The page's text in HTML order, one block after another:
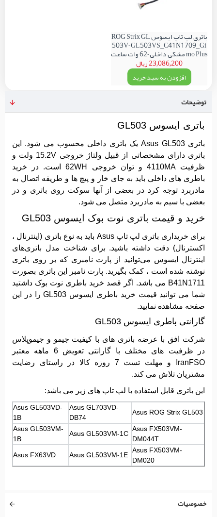
باتری لپ تاپ ایسوس ROG Strix GL
503V-GL503VS_C41N1709_Gi
mo Plus مشکی داخلی-62 وات ساعت
23,086,200 ریال
افزودن به سبد خرید
توضیحات
باتری ایسوس GL503
باتری Asus GL503 یک باتری داخلی محسوب می شود. این
باتری دارای مشخصاتی از قبیل ولتاژ خروجی 15.2V ولت و
ظرفیت 4110MA و توان خروجی 62WH است. در خرید
باطری های داخلی باید به جای خار و پیچ ها و طریقه اتصال به
مادربرد توجه کرد در بعضی از آنها سوکت روی باتری و در
بعضی با سیم به مادربرد متصل می شود.
خرید و قیمت باتری نوت بوک ایسوس GL503
برای خریداری باتری لپ تاپ Asus باید به نوع باتری (اینترنال ،
اکسترنال) دقت داشته باشید. برای شناخت مدل باتری‌های
اینترنال ایسوس می‌توانید از پارت نامبری که بر روی باتری
نوشته شده است ، کمک بگیرید. پارت نامبر این باتری بصورت
B41N1711 می باشد. اگر قصد خرید باطری نوت بوک داشتید
شما می توانید قیمت خرید باطری ایسوس GL503 را در این
صفحه مشاهده نمایید.
گارانتی باطری ایسوس GL503
شرکت افق با عرضه باتری های با کیفیت جیمو و جیموپلاس
در ظرفیت های مختلف با گارانتی تعویض 6 ماهه معتبر
IranFSO و مهلت تست 7 روزه کالا در راستای رضایت
مشتریان تلاش می کند.
این باتری قابل استفاده با لپ تاپ های زیر می باشد:
Asus ROG Strix GL503
Asus GL703VD-
DB74
Asus GL503VD-
1B
Asus FX503VM-
DM044T
Asus GL503VM-1C
Asus GL503VM-
1B
Asus FX503VM-
DM020
Asus GL503VM-1E
Asus FX63VD
خصوصیات